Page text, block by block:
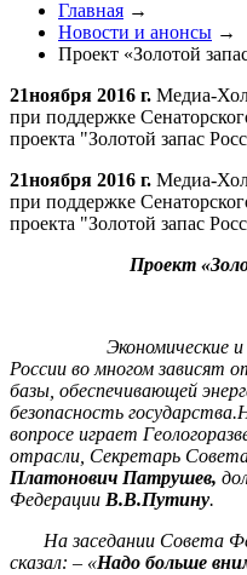
Главная →
Новости и анонсы →
Проект «Золотой
21ноября 2016 г. Медиа-
при поддержке
проекта "Золотой запас
21ноября 2016 г. Медиа-
при поддержке
проекта "Золотой запас
Проект
Экономические и
России во многом зависят
базы, обеспечивающей
безопасность
вопросе играет
отрасли, Секретарь
Платонович Патрушев,
Федерации В.В.Путину.
На заседании Совета
сказал: – «Надо больше